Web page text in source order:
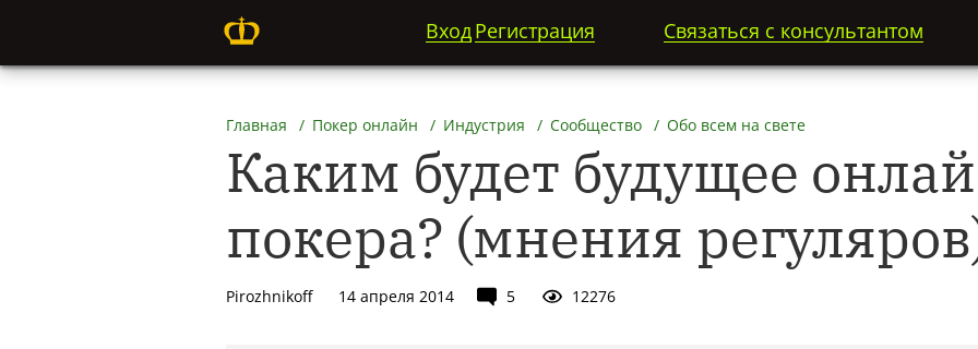
ВходРегистрация Связаться с консультантом
Главная Покер онлайн Индустрия Сообщество Обо всем на свете
Каким будет будущее
покера? (мнения
Pirozhnikoff 14 апреля 2014 5 12276